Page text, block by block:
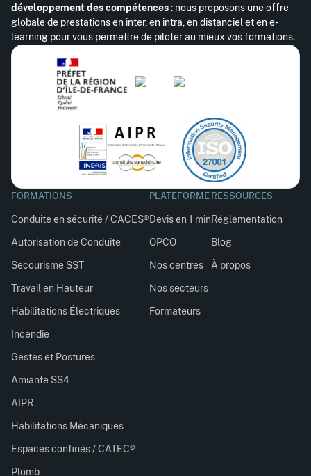
développement des compétences: nous proposons une offre
globale de prestations en inter, en intra, en distanciel et en e-
learning pour vous permettre de piloter au mieux vos formations.
FORMATIONS
Conduite en sécurité / CACES®
Autorisation de Conduite
Secourisme SST
Travail en Hauteur
Habilitations Électriques
Incendie
Gestes et Postures
Amiante SS4
AIPR
Habilitations Mécaniques
Espaces confinés / CATEC®
Plomb
PLATEFORME
Devis en 1 min
OPCO
Nos centres
Nos secteurs
Formateurs
RESSOURCES
Réglementation
Blog
À propos